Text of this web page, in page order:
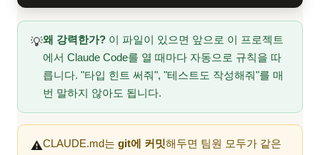
💡왜 강력한가? 이 파일이 있으면 앞으로 이 프로젝트
에서 Claude Code를 열 때마다 자동으로 규칙을 따
릅니다. "타입 힌트 써줘", "테스트도 작성해줘"를 매
번 말하지 않아도 됩니다.
⚠️CLAUDE.md는 git에 커밋해두면 팀원 모두가 같은